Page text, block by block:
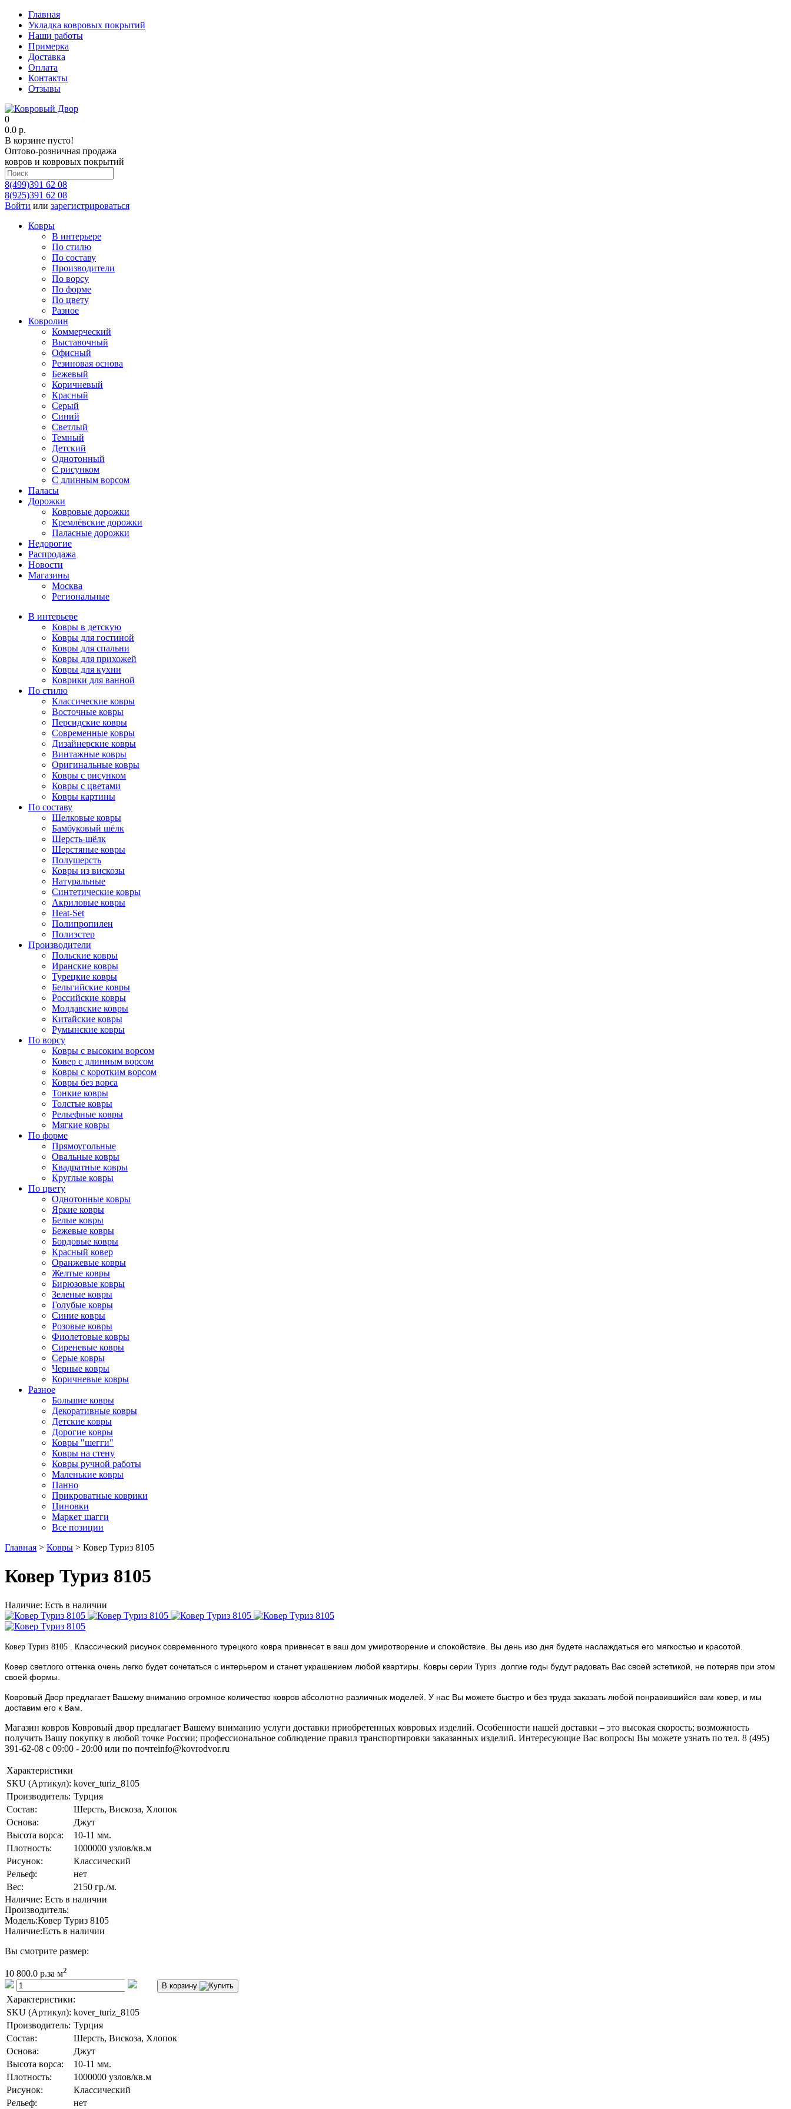
Главная
Укладка ковровых покрытий
Наши работы
Примерка
Доставка
Оплата
Контакты
Отзывы
0
0.0 р.
В корзине пусто!
Оптово-розничная продажа
ковров и ковровых покрытий
8(499)391 62 08
8(925)391 62 08
Войти или зарегистрироваться
Ковры
В интерьере
По стилю
По составу
Производители
По ворсу
По форме
По цвету
Разное
Ковролин
Коммерческий
Выставочный
Офисный
Резиновая основа
Бежевый
Коричневый
Красный
Серый
Синий
Светлый
Темный
Детский
Однотонный
С рисунком
С длинным ворсом
Паласы
Дорожки
Ковровые дорожки
Кремлёвские дорожки
Паласные дорожки
Недорогие
Распродажа
Новости
Магазины
Москва
Региональные
В интерьере
Ковры в детскую
Ковры для гостиной
Ковры для спальни
Ковры для прихожей
Ковры для кухни
Коврики для ванной
По стилю
Классические ковры
Восточные ковры
Персидские ковры
Современные ковры
Дизайнерские ковры
Винтажные ковры
Оригинальные ковры
Ковры с рисунком
Ковры с цветами
Ковры картины
По составу
Шелковые ковры
Бамбуковый шёлк
Шерсть-шёлк
Шерстяные ковры
Полушерсть
Ковры из вискозы
Натуральные
Синтетические ковры
Акриловые ковры
Heat-Set
Полипропилен
Полиэстер
Производители
Польские ковры
Иранские ковры
Турецкие ковры
Бельгийские ковры
Российские ковры
Молдавские ковры
Китайские ковры
Румынские ковры
По ворсу
Ковры с высоким ворсом
Ковер с длинным ворсом
Ковры с коротким ворсом
Ковры без ворса
Тонкие ковры
Толстые ковры
Рельефные ковры
Мягкие ковры
По форме
Прямоугольные
Овальные ковры
Квадратные ковры
Круглые ковры
По цвету
Однотонные ковры
Яркие ковры
Белые ковры
Бежевые ковры
Бордовые ковры
Красный ковер
Оранжевые ковры
Желтые ковры
Бирюзовые ковры
Зеленые ковры
Голубые ковры
Синие ковры
Розовые ковры
Фиолетовые ковры
Сиреневые ковры
Серые ковры
Черные ковры
Коричневые ковры
Разное
Большие ковры
Декоративные ковры
Детские ковры
Дорогие ковры
Ковры "шегги"
Ковры на стену
Ковры ручной работы
Маленькие ковры
Панно
Прикроватные коврики
Циновки
Маркет шагги
Все позиции
Главная > Ковры > Ковер Туриз 8105
Ковер Туриз 8105
Наличие: Есть в наличии
Ковер Туриз 8105 Классический рисунок современного турецкого ковра привнесет в ваш дом умиротворение и спокойствие. Вы день изо дня будете наслаждаться его мягкостью и красотой.
Ковер светлого оттенка очень легко будет сочетаться с интерьером и станет украшением любой квартиры. Ковры серии Туриз
долгие годы будут радовать Вас своей эстетикой, не потеряв при этом
своей формы.
Ковровый Двор предлагает Вашему вниманию огромное количество ковров абсолютно различных моделей. У нас Вы можете быстро и без труда заказать любой понравившийся вам ковер, и мы
доставим его к Вам.
Магазин ковров Ковровый двор предлагает Вашему вниманию услуги доставки приобретенных ковровых изделий. Особенности нашей доставки – это высокая скорость; возможность
получить Вашу покупку в любой точке России; профессиональное соблюдение правил транспортировки заказанных изделий. Интересующие Вас вопросы Вы можете узнать по тел. 8 (495)
391-62-08 c 09:00 - 20:00 или по почтеinfo@kovrodvor.ru
Характеристики
SKU (Артикул): kover_turiz_8105
Производитель: Турция
Состав:
Шерсть, Вискоза, Хлопок
Основа:
Джут
Высота ворса:
10-11 мм.
Плотность:
1000000 узлов/кв.м
Рисунок:
Классический
Рельеф:
нет
Вес:
2150 гр./м.
Наличие: Есть в наличии
Производитель:
Модель:Ковер Туриз 8105
Наличие:Есть в наличии
Вы смотрите размер:
10 800.0 р.за м2
В корзину
Характеристики:
SKU (Артикул): kover_turiz_8105
Производитель: Турция
Состав:
Шерсть, Вискоза, Хлопок
Основа:
Джут
Высота ворса:
10-11 мм.
Плотность:
1000000 узлов/кв.м
Рисунок:
Классический
Рельеф:
нет